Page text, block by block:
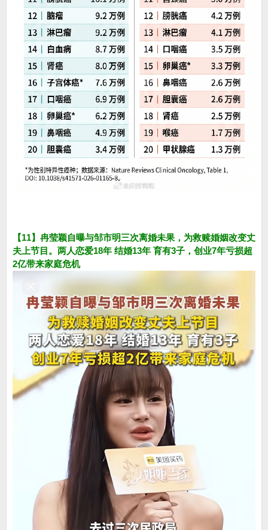
【11】冉莹颖自曝与邹市明三次离婚未果，为救赎婚姻改变丈
夫上节目。两人恋爱18年 结婚13年 育有3子，创业7年亏损超
2亿带来家庭危机